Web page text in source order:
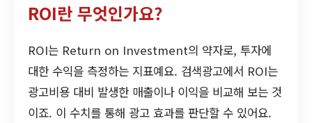
ROI란 무엇인가요?
ROI는 Return on Investment의 약자로, 투자에
대한 수익을 측정하는 지표예요. 검색광고에서 ROI는
광고비용 대비 발생한 매출이나 이익을 비교해 보는 것
이죠. 이 수치를 통해 광고 효과를 판단할 수 있어요.